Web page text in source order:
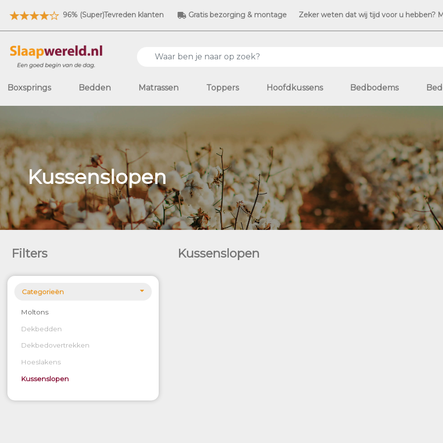
96% (Super)Tevreden klanten Gratis bezorging & montage Zeker weten dat wij tijd voor u hebben?
Boxsprings Bedden Matrassen Toppers Hoofdkussens Bedbodems
Kussenslopen
Filters
Categorieën
Moltons
Dekbedden
Dekbedovertrekken
Hoeslakens
Kussenslopen
Kussenslopen